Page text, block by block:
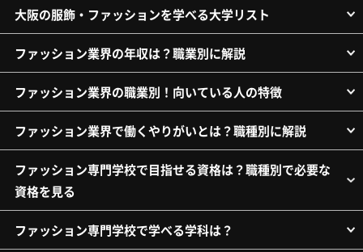
大阪の服飾・ファッションを学べる大学リスト
ファッション業界の年収は？職業別に解説
ファッション業界の職業別！向いている人の特徴
ファッション業界で働くやりがいとは？職種別に解説
ファッション専門学校で目指せる資格は？職種別で必要な
資格を見る
ファッション専門学校で学べる学科は？